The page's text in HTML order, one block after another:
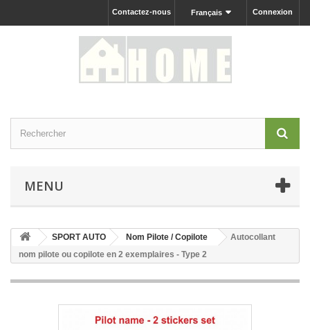
Connexion
Français
Contactez-nous
MENU
SPORT AUTO Nom Pilote / Copilote
Autocollant
nom pilote ou copilote en 2 exemplaires - Type 2